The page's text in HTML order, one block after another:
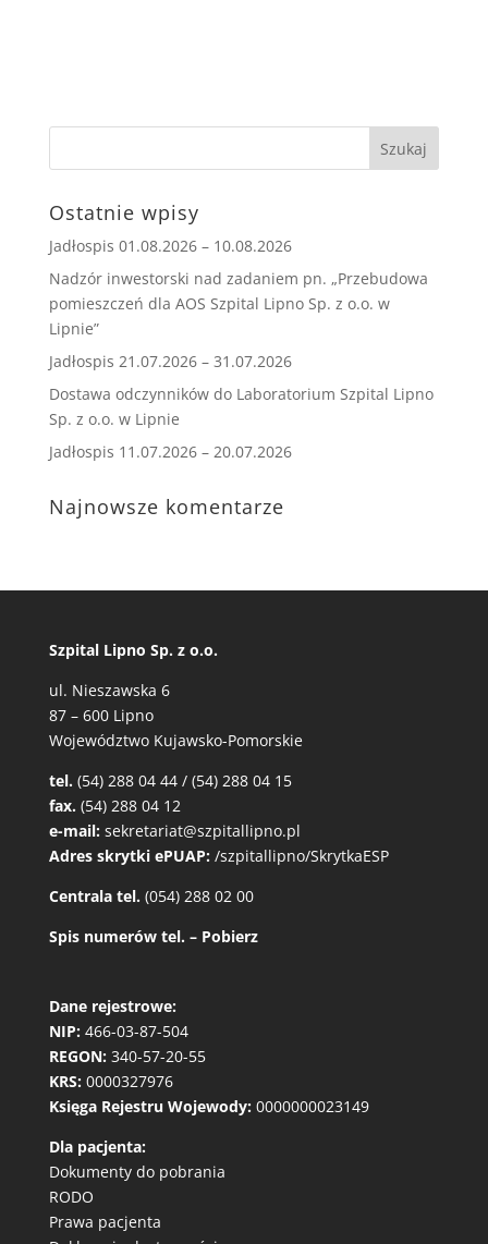
Ostatnie wpisy
Jadłospis 01.08.2026 – 10.08.2026
Nadzór inwestorski nad zadaniem pn. „Przebudowa
pomieszczeń dla AOS Szpital Lipno Sp. z o.o. w
Lipnie”
Jadłospis 21.07.2026 – 31.07.2026
Dostawa odczynników do Laboratorium Szpital Lipno
Sp. z o.o. w Lipnie
Jadłospis 11.07.2026 – 20.07.2026
Najnowsze komentarze
Szpital Lipno Sp. z o.o.
ul. Nieszawska 6
87 – 600 Lipno
Województwo Kujawsko-Pomorskie
tel. (54) 288 04 44 / (54) 288 04 15
fax. (54) 288 04 12
e-mail: sekretariat@szpitallipno.pl
Adres skrytki ePUAP: /szpitallipno/SkrytkaESP
Centrala tel. (054) 288 02 00
Spis numerów tel. – Pobierz
Dane rejestrowe:
NIP: 466-03-87-504
REGON: 340-57-20-55
KRS: 0000327976
Księga Rejestru Wojewody: 0000000023149
Dla pacjenta:
Dokumenty do pobrania
RODO
Prawa pacjenta